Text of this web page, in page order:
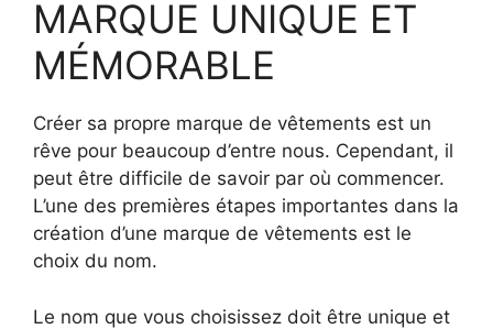
MARQUE UNIQUE ET
MÉMORABLE
Créer sa propre marque de vêtements est un
rêve pour beaucoup d’entre nous. Cependant, il
peut être difficile de savoir par où commencer.
L’une des premières étapes importantes dans la
création d’une marque de vêtements est le
choix du nom.
Le nom que vous choisissez doit être unique et